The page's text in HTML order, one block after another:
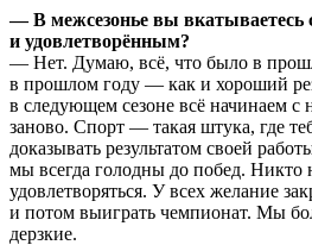
— В межсезонье вы вкатываетесь
и удовлетворённым?
— Нет. Думаю, всё, что было в
в прошлом году — как и хороший
в следующем сезоне всё начинаем с
заново. Спорт — такая штука, где
доказывать результатом своей
мы всегда голодны до побед. Никто
удовлетворяться. У всех желание
и потом выиграть чемпионат. Мы
дерзкие.